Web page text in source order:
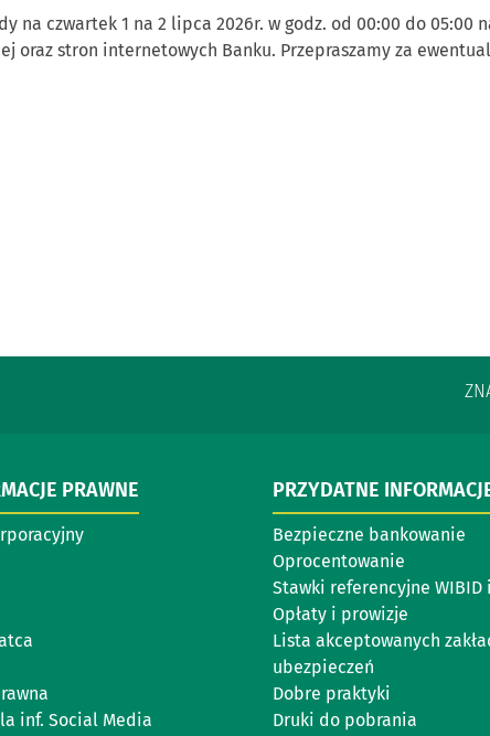
na czwartek 1 na 2 lipca 2026r. w godz. od 00:00 do 05:00
oraz stron internetowych Banku. Przepraszamy za
PRAWNE
inf. Social Media
PRZYDATNE
Bezpieczne bankowanie
Oprocentowanie
Stawki referencyjne WIBID
Opłaty i prowizje
Lista akceptowanych
ubezpieczeń
Dobre praktyki
Druki do pobrania